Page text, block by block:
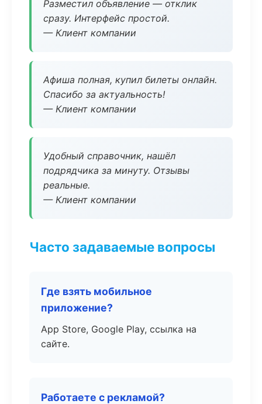
Разместил объявление — отклик
сразу. Интерфейс простой.
— Клиент компании
Афиша полная, купил билеты онлайн.
Спасибо за актуальность!
— Клиент компании
Удобный справочник, нашёл
подрядчика за минуту. Отзывы
реальные.
— Клиент компании
Часто задаваемые вопросы
Где взять мобильное
приложение?
App Store, Google Play, ссылка на
сайте.
Работаете с рекламой?